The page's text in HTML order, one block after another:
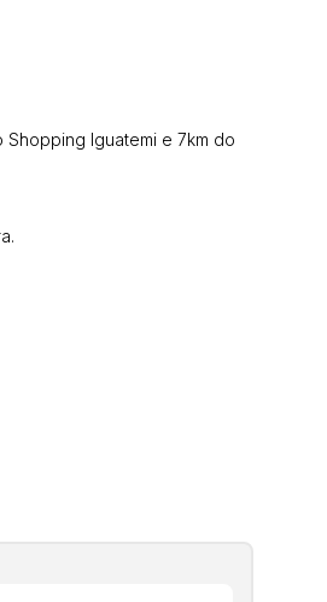
Iguatemi e 7km do
uma delas.